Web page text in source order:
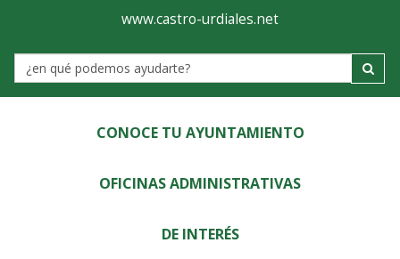
Ayuntamiento
de
Castro-
Urdiales
www.castro-urdiales.net
Label
CONOCE TU AYUNTAMIENTO
OFICINAS ADMINISTRATIVAS
DE INTERÉS